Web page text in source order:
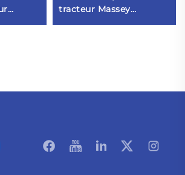
tracteur Massey
Ferguson